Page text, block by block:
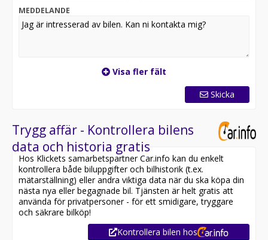
både arbete och fritid.
En välutrustad och stilren bil – perfekt som en sportig
AVAILABLE FOR EXPORT
Finansieringsförslag: 2 632:- / MÅN FINANS
Väljer du vårt trygghetspaket ingår vinterhjul,
registreringsavgift samt garanti från 12, 24 eller 36
månader.
Vi skräddarsyr din finans hos Santander Bank efter
dina önskemål till en förmånlig ränta.
Helförsäkring via Folksam kostnadsfritt i 14 dagar ingår
Vi erbjuder även helförsäkring via Paydrive i 6 månader
MEDDELANDE
Visa fler fält
Skicka
Trygg affär - Kontrollera bilens
data och historia gratis
Hos Klickets samarbetspartner Car.info kan du enkelt
kontrollera både biluppgifter och bilhistorik (t.ex.
mätarställning) eller andra viktiga data när du ska köpa din
nästa nya eller begagnade bil. Tjänsten är helt gratis att
använda för privatpersoner - för ett smidigare, tryggare
och säkrare bilköp!
Kontrollera bilen hos